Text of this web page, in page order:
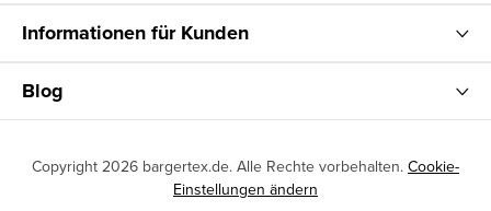
Informationen für Kunden
Blog
Copyright 2026 bargertex.de. Alle Rechte vorbehalten. Cookie-
Einstellungen ändern